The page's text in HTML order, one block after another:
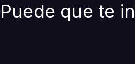
Puede que te